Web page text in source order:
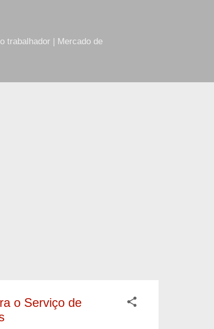
trabalhador | Mercado de
o Serviço de